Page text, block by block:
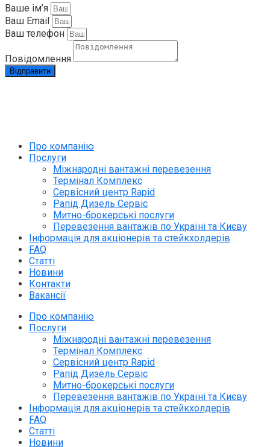
Ваше ім’я
Ваш Email
Ваш телефон
Повідомлення
Відправити
Про компанію
Послуги
Міжнародні вантажні перевезення
Термінал Комплекс
Сервісний центр Rapid
Рапід Дизель Сервіс
Митно-брокерські послуги
Перевезення вантажів по Україні та Києву
Інформація для акціонерів та стейкхолдерів
FAQ
Статті
Новини
Контакти
Вакансії
Про компанію
Послуги
Міжнародні вантажні перевезення
Термінал Комплекс
Сервісний центр Rapid
Рапід Дизель Сервіс
Митно-брокерські послуги
Перевезення вантажів по Україні та Києву
Інформація для акціонерів та стейкхолдерів
FAQ
Статті
Новини